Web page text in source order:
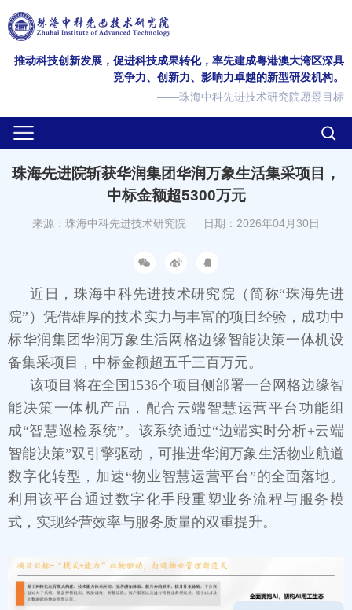
推动科技创新发展，促进科技成果转化，率先建成粤港澳大湾区深具
竞争力、创新力、影响力卓越的新型研发机构。
——珠海中科先进技术研究院愿景目标
珠海先进院斩获华润集团华润万象生活集采项目，
中标金额超5300万元
来源：珠海中科先进技术研究院 日期：2026年04月30日
近日，珠海中科先进技术研究院（简称“珠海先进
院”）凭借雄厚的技术实力与丰富的项目经验，成功中
标华润集团华润万象生活网格边缘智能决策一体机设
备集采项目，中标金额超五千三百万元。
该项目将在全国1536个项目侧部署一台网格边缘智
能决策一体机产品，配合云端智慧运营平台功能组
成“智慧巡检系统”。该系统通过“边端实时分析+云端
智能决策”双引擎驱动，可推进华润万象生活物业航道
数字化转型，加速“物业智慧运营平台”的全面落地。
利用该平台通过数字化手段重塑业务流程与服务模
式，实现经营效率与服务质量的双重提升。